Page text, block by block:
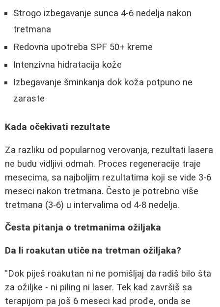
Strogo izbegavanje sunca 4-6 nedelja nakon
tretmana
Redovna upotreba SPF 50+ kreme
Intenzivna hidratacija kože
Izbegavanje šminkanja dok koža potpuno ne
zaraste
Kada očekivati rezultate
Za razliku od popularnog verovanja, rezultati lasera
ne budu vidljivi odmah. Proces regeneracije traje
mesecima, sa najboljim rezultatima koji se vide 3-6
meseci nakon tretmana. Često je potrebno više
tretmana (3-6) u intervalima od 4-8 nedelja.
Česta pitanja o tretmanima ožiljaka
Da li roakutan utiče na tretman ožiljaka?
"Dok piješ roakutan ni ne pomišljaj da radiš bilo šta
za ožiljke - ni piling ni laser. Tek kad završiš sa
terapijom pa još 6 meseci kad prođe, onda se